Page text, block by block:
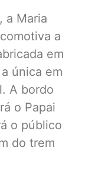
a Maria
a
em
única em
A bordo
o Papai
o público
do trem